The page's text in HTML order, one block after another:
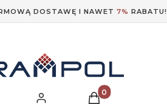
DOSTAWĘ I NAWET 7% RABATU!
Produkty w